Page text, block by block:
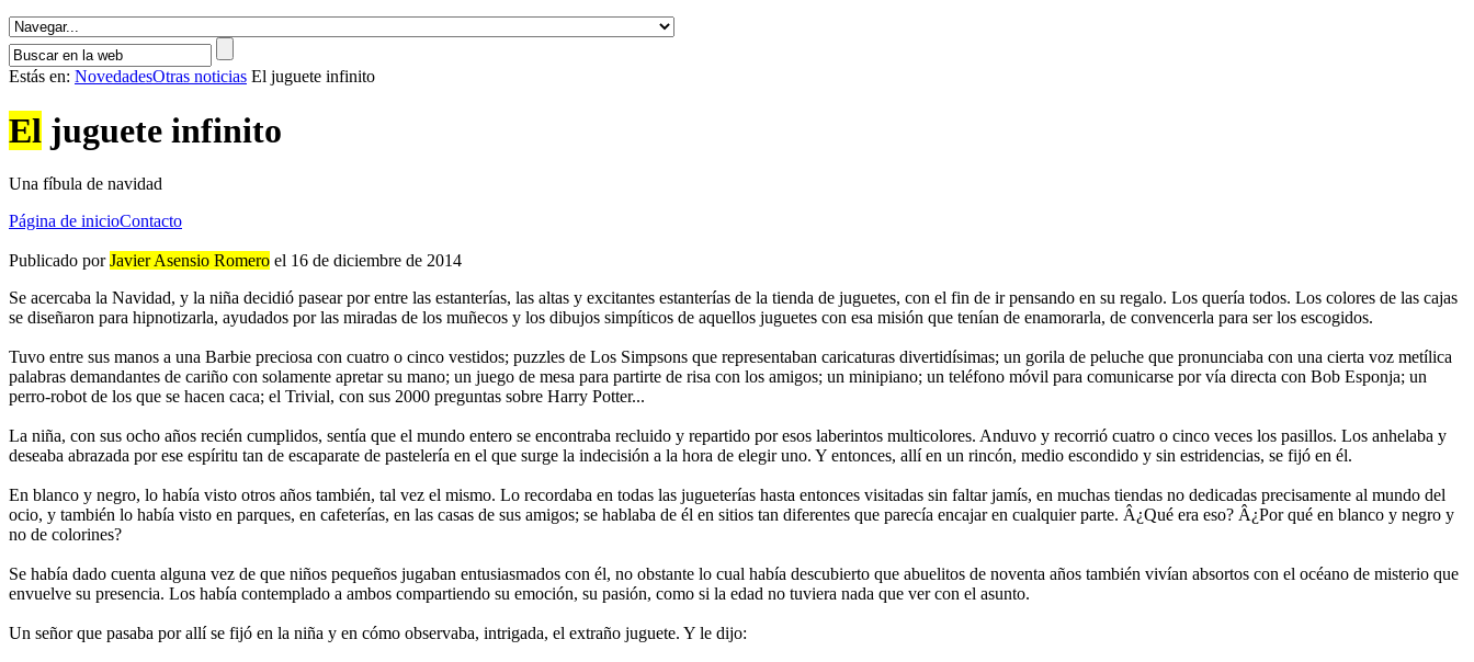
Estás en: NovedadesOtras noticias El juguete infinito
El juguete infinito
Una fíbula de navidad
Página de inicioContacto
Publicado porJavier Asensio Romero el 16 de diciembre de 2014
Se acercaba la Navidad, y la niña decidió pasear por entre las estanterí­as, las altas y excitantes estanterí­as de la tienda de juguetes, con el fin de ir pensando en su regalo. Los querí­a todos. Los colores de las cajas
se diseñaron para hipnotizarla, ayudados por las miradas de los muñecos y los dibujos simpíticos de aquellos juguetes con esa misión que tení­an de enamorarla, de convencerla para ser los escogidos.
Tuvo entre sus manos a una Barbie preciosa con cuatro o cinco vestidos; puzzles de Los Simpsons que representaban caricaturas divertidí­simas; un gorila de peluche que pronunciaba con una cierta voz metílica
palabras demandantes de cariño con solamente apretar su mano; un juego de mesa para partirte de risa con los amigos; un minipiano; un teléfono móvil para comunicarse por ví­a directa con Bob Esponja; un
perro-robot de los que se hacen caca; el Trivial, con sus 2000 preguntas sobre Harry Potter...
La niña, con sus ocho años recién cumplidos, sentí­a que el mundo entero se encontraba recluido y repartido por esos laberintos multicolores. Anduvo y recorrió cuatro o cinco veces los pasillos. Los anhelaba y
deseaba abrazada por ese espí­ritu tan de escaparate de pastelerí­a en el que surge la indecisión a la hora de elegir uno. Y entonces, allí en un rincón, medio escondido y sin estridencias, se fijó en él.
En blanco y negro, lo habí­a visto otros años también, tal vez el mismo. Lo recordaba en todas las jugueterí­as hasta entonces visitadas sin faltar jamís, en muchas tiendas no dedicadas precisamente al mundo del
ocio, y también lo habí­a visto en parques, en cafeterí­as, en las casas de sus amigos; se hablaba de él en sitios tan diferentes que parecí­a encajar en cualquier parte. Â¿Qué era eso? Â¿Por qué en blanco y negro y
no de colorines?
Se habí­a dado cuenta alguna vez de que niños pequeños jugaban entusiasmados con él, no obstante lo cual habí­a descubierto que abuelitos de noventa años también viví­an absortos con el océano de misterio que
envuelve su presencia. Los habí­a contemplado a ambos compartiendo su emoción, su pasión, como si la edad no tuviera nada que ver con el asunto.
Un señor que pasaba por allí­ se fijó en la niña y en cómo observaba, intrigada, el extraño juguete. Y le dijo: